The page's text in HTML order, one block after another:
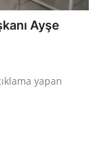
Ayşe
yapan